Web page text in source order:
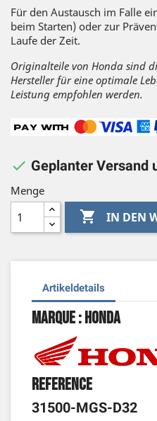
Für den Austausch im Falle
beim Starten) oder zur
Laufe der Zeit.
Originalteile von Honda sind
Hersteller für eine optimale
Leistung empfohlen werden.
 Geplanter Versand
Menge
 IN DEN
Artikeldetails
Marque : Honda
Reference
31500-MGS-D32